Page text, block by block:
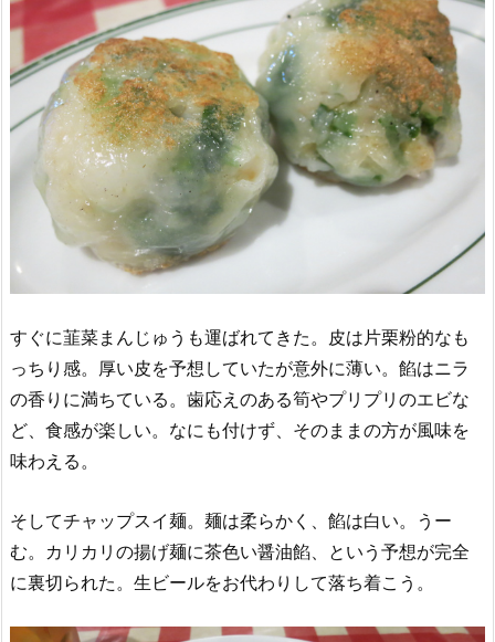
すぐに韮菜まんじゅうも運ばれてきた。皮は片栗粉的なも
っちり感。厚い皮を予想していたが意外に薄い。餡はニラ
の香りに満ちている。歯応えのある筍やプリプリのエビな
ど、食感が楽しい。なにも付けず、そのままの方が風味を
味わえる。
そしてチャップスイ麺。麺は柔らかく、餡は白い。うー
む。カリカリの揚げ麺に茶色い醤油餡、という予想が完全
に裏切られた。生ビールをお代わりして落ち着こう。